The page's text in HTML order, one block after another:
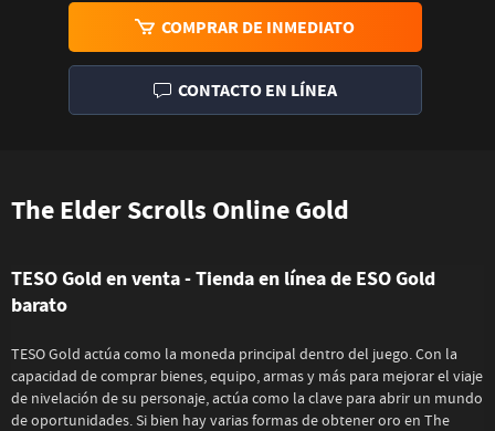
The Elder Scrolls Online Gold
TESO Gold en venta - Tienda en línea de ESO Gold
barato
TESO Gold actúa como la moneda principal dentro del juego. Con la
capacidad de comprar bienes, equipo, armas y más para mejorar el viaje
de nivelación de su personaje, actúa como la clave para abrir un mundo
de oportunidades. Si bien hay varias formas de obtener oro en The
COMPRAR DE INMEDIATO
CONTACTO EN LÍNEA